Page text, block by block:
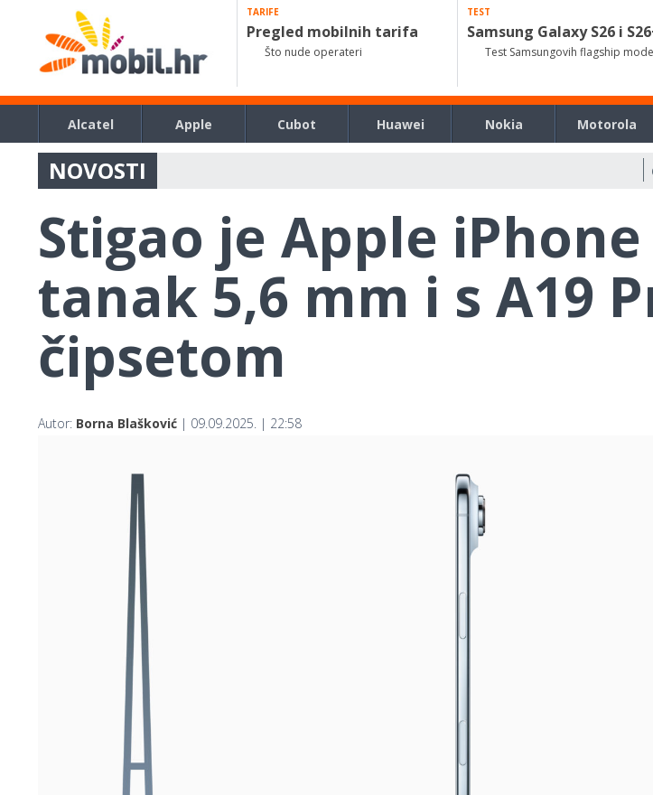
TARIFE
Pregled mobilnih tarifa
Što nude operateri
TEST
Samsung Galaxy S26 i
Test Samsungovih flagship
Alcatel Apple Cubot Huawei Nokia Motorola
NOVOSTI
Stigao je Apple
tanak 5,6 mm i s A19
čipsetom
Autor: Borna Blašković | 09.09.2025. | 22:58